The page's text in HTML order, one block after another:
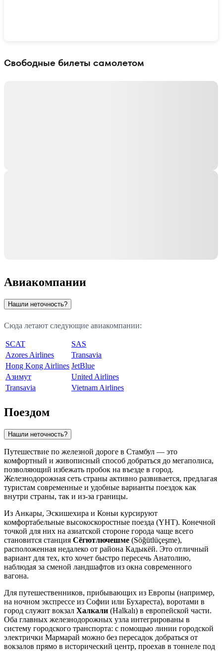
Свободные билеты самолетом
Авиакомпании
Нашли неточность?
Сюда летают следующие авиакомпании:
SCAT
SAS
Azores Airlines
Transavia
Hong Kong Airlines JetBlue
Азимут
United Airlines
Transavia
Vietnam Airlines
Поездом
Нашли неточность?
Путешествие по железной дороге в Стамбул — это
комфортный и живописный способ добраться до мегаполиса,
позволяющий избежать пробок на въезде в город.
Железнодорожная сеть страны активно развивается, предлагая
туристам современные и удобные варианты поездок как
внутри страны, так и из-за границы.
Из Анкары, Эскишехира и Коньи курсируют
комфортабельные высокоскоростные поезда (YHT). Конечной
точкой для них на азиатской стороне города чаще всего
становится станция Сёгютлючешме (Söğütlüçeşme),
расположенная недалеко от района Кадыкёй. Это отличный
вариант для тех, кто хочет быстро пересечь Анатолию,
наблюдая за сменой ландшафтов из окна современного
вагона.
Для путешественников, прибывающих из Европы (например,
на ночном экспрессе из Софии или Бухареста), воротами в
город служит вокзал Халкали (Halkalı) в европейской части.
Оба главных железнодорожных узла интегрированы в
систему городского транспорта: с помощью линии городской
электрички Мармарай можно без пересадок добраться от
вокзалов прямо в исторический центр, проехав в тоннеле под